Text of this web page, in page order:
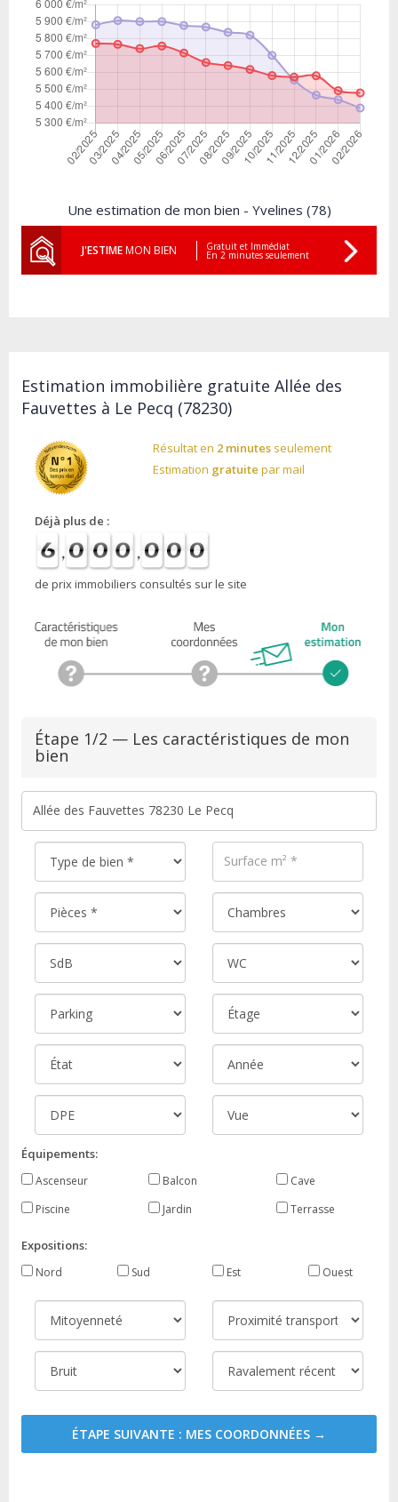
Une estimation de mon bien - Yvelines (78)
J'ESTIMEMON BIEN Gratuit et Immédiat
En 2 minutes seulement
Estimation immobilière gratuite Allée des
Fauvettes à Le Pecq (78230)
Résultat en 2 minutes seulement
Estimation gratuite par mail
Déjà plus de :
de prix immobiliers consultés sur le site
Étape 1/2 — Les caractéristiques de mon
bien
Équipements:
Ascenseur Balcon
Cave
Piscine
Jardin Terrasse
Expositions:
Nord Sud Est Ouest
ÉTAPE SUIVANTE : MES COORDONNÉES →